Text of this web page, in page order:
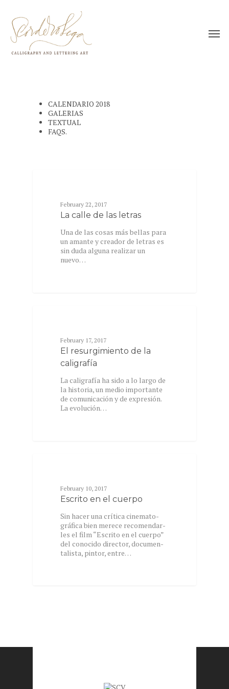
CALENDARIO 2018
GALERIAS
TEXTUAL
FAQS.
February 22, 2017
La calle de las letras
Una de las cosas más bellas para
un amante y creador de letras es
sin duda alguna realizar un
nuevo…
February 17, 2017
El resurgimiento de la
caligrafía
La caligrafía ha sido a lo largo de
la historia, un medio importante
de comunicación y de expresión.
La evolución…
February 10, 2017
Escrito en el cuerpo
Sin ha­cer una crí­ti­ca ci­ne­ma­to­
grá­fi­ca bien merece re­co­men­dar­
les el film “Es­cri­to en el cuer­po”
del co­no­ci­do di­rec­tor, do­cu­men­
ta­lis­ta, pin­tor, entre…